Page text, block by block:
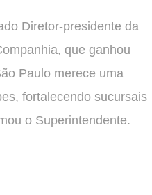
Diretor-presidente da
que ganhou
Paulo merece uma
fortalecendo sucursais
o Superintendente.